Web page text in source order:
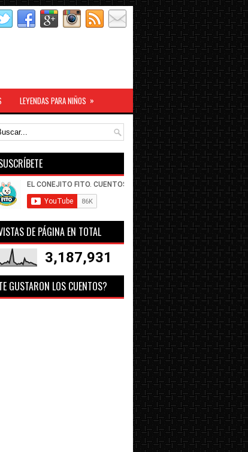
LEYENDAS PARA NIÑOS »
DE PÁGINA EN TOTAL
3,187,931
GUSTARON LOS CUENTOS?